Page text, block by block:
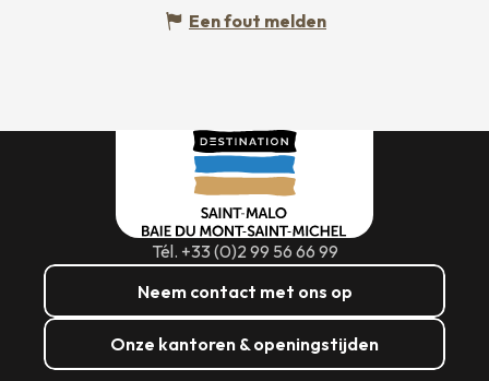
Een fout melden
Tél. +33 (0)2 99 56 66 99
Neem contact met ons op
Onze kantoren & openingstijden